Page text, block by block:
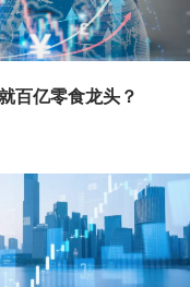
百亿零食龙头？